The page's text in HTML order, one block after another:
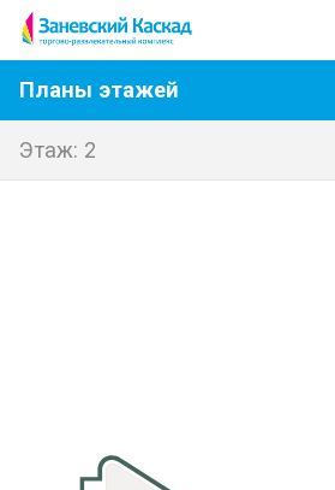
Планы этажей
Этаж: 2